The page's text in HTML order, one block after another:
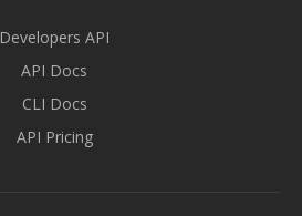
Developers API
API Docs
CLI Docs
API Pricing